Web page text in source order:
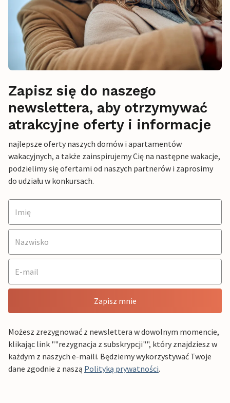
Zapisz się do naszego
newslettera, aby otrzymywać
atrakcyjne oferty i informacje
najlepsze oferty naszych domów i apartamentów
wakacyjnych, a także zainspirujemy Cię na następne wakacje,
podzielimy się ofertami od naszych partnerów i zaprosimy
do udziału w konkursach.
Zapisz mnie
Możesz zrezygnować z newslettera w dowolnym momencie,
klikając link ""rezygnacja z subskrypcji"", który znajdziesz w
każdym z naszych e-maili. Będziemy wykorzystywać Twoje
dane zgodnie z naszą Polityką prywatności.